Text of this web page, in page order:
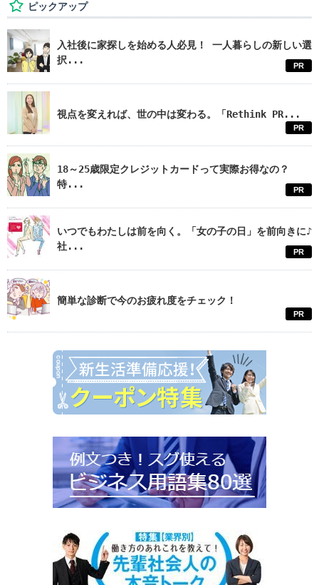
ピックアップ
入社後に家探しを始める人必見！ 一人暮らしの新しい選
択...
PR
視点を変えれば、世の中は変わる。「Rethink PR...
PR
18～25歳限定クレジットカードって実際お得なの？
特...
PR
いつでもわたしは前を向く。「女の子の日」を前向きに♪
社...
PR
簡単な診断で今のお疲れ度をチェック！
PR